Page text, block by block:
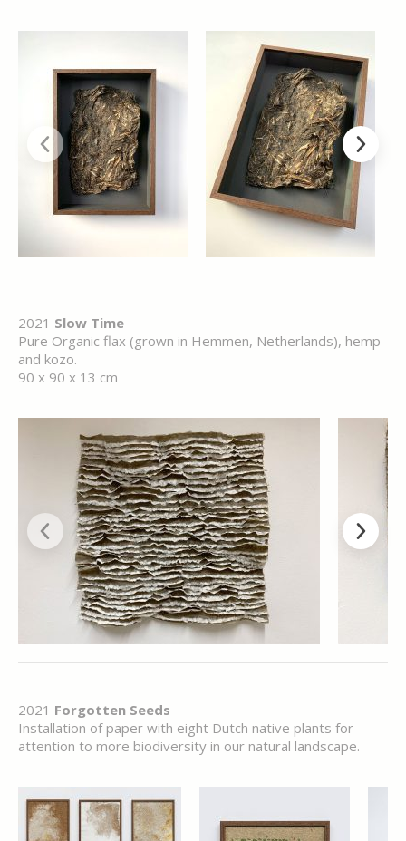
2021 Slow Time
Pure Organic flax (grown in Hemmen, Netherlands), hemp
and kozo.
90 x 90 x 13 cm
2021 Forgotten Seeds
Installation of paper with eight Dutch native plants for
attention to more biodiversity in our natural landscape.